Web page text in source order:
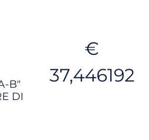
B"
DI
€
37,446192